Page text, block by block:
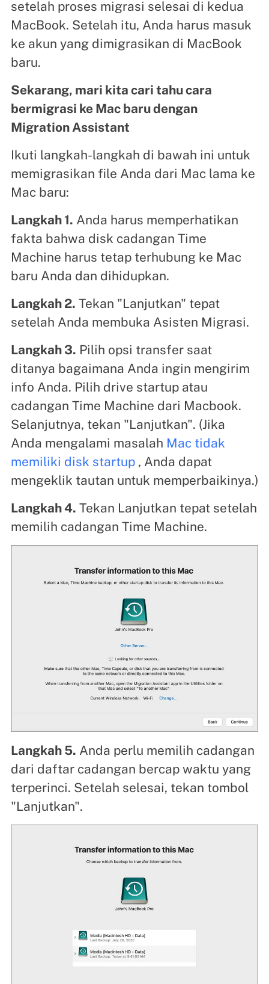
setelah proses migrasi selesai di kedua
MacBook. Setelah itu, Anda harus masuk
ke akun yang dimigrasikan di MacBook
baru.
Sekarang, mari kita cari tahu cara
bermigrasi ke Mac baru dengan
Migration Assistant
Ikuti langkah-langkah di bawah ini untuk
memigrasikan file Anda dari Mac lama ke
Mac baru:
Langkah 1. Anda harus memperhatikan
fakta bahwa disk cadangan Time
Machine harus tetap terhubung ke Mac
baru Anda dan dihidupkan.
Langkah 2. Tekan "Lanjutkan" tepat
setelah Anda membuka Asisten Migrasi.
Langkah 3. Pilih opsi transfer saat
ditanya bagaimana Anda ingin mengirim
info Anda. Pilih drive startup atau
cadangan Time Machine dari Macbook.
Selanjutnya, tekan "Lanjutkan". (Jika
Anda mengalami masalah Mac tidak
memiliki disk startup, Anda dapat
mengeklik tautan untuk memperbaikinya.)
Langkah 4. Tekan Lanjutkan tepat setelah
memilih cadangan Time Machine.
Langkah 5. Anda perlu memilih cadangan
dari daftar cadangan bercap waktu yang
terperinci. Setelah selesai, tekan tombol
"Lanjutkan".